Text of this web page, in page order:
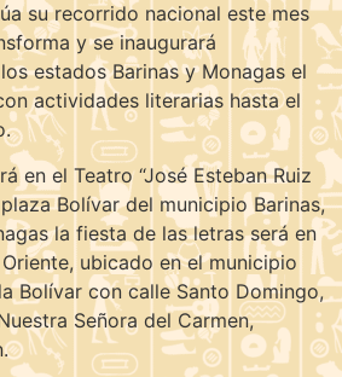
su recorrido nacional este mes
y se inaugurará
estados Barinas y Monagas el
actividades literarias hasta el
en el Teatro “José Esteban Ruiz
Bolívar del municipio Barinas,
la fiesta de las letras será en
ubicado en el municipio
Bolívar con calle Santo Domingo,
Señora del Carmen,